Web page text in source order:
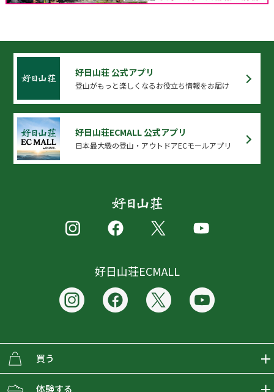
好日山荘 公式アプリ
登山がもっと楽しくなるお役立ち情報をお届け
好日山荘ECMALL 公式アプリ
日本最大級の登山・アウトドアECモールアプリ
好日山荘ECMALL
買う
ECMALLの商品をさがす
体験する